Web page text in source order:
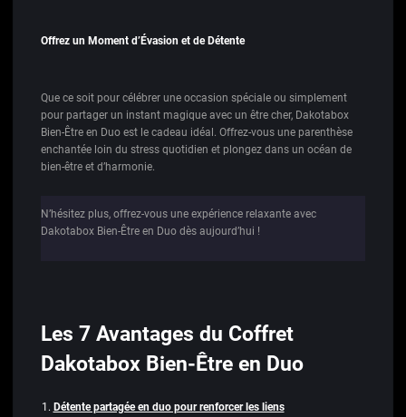
Offrez un Moment d’Évasion et de Détente
Que ce soit pour célébrer une occasion spéciale ou simplement
pour partager un instant magique avec un être cher, Dakotabox
Bien-Être en Duo est le cadeau idéal. Offrez-vous une parenthèse
enchantée loin du stress quotidien et plongez dans un océan de
bien-être et d’harmonie.
N’hésitez plus, offrez-vous une expérience relaxante avec
Dakotabox Bien-Être en Duo dès aujourd’hui !
Les 7 Avantages du Coffret
Dakotabox Bien-Être en Duo
Détente partagée en duo pour renforcer les liens